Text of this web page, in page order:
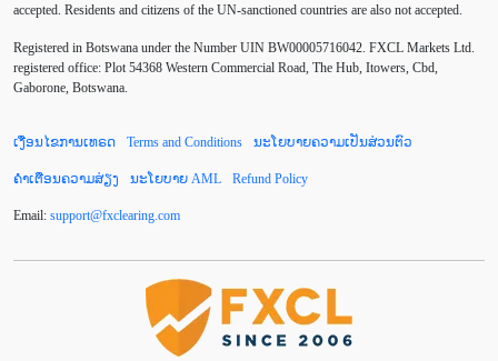
Default mode network Doji EA EA ເຊີງລຸກ
ECB ECN EMA EUR EUR/AUD
GBP/JPY GBP/USD
Great Britain pound H1 H4
accepted. Residents and citizens of the UN-sanctioned countries are also not accepted.
Registered in Botswana under the Number UIN BW00005716042. FXCL Markets Ltd.
registered office: Plot 54368 Western Commercial Road, The Hub, Itowers, Cbd,
Gaborone, Botswana.
ເງື່ອນໄຂການເທຣດ Terms and Conditions ນະໂຍບາຍຄວາມເປັນສ່ວນຕົວ
ຄຳເຕືອນຄວາມສ່ຽງ ນະໂຍບາຍ AML Refund Policy
Email: support@fxclearing com